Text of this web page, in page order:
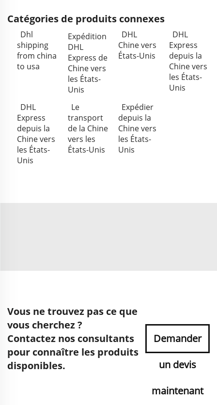
Catégories de produits connexes
Dhl
shipping
from china
to usa
Expédition
DHL
Express de
Chine vers
les États-
Unis
DHL
Chine vers
États-Unis
DHL
Express
depuis la
Chine vers
les États-
Unis
DHL
Express
depuis la
Chine vers
les États-
Unis
Le
transport
de la Chine
vers les
États-Unis
Expédier
depuis la
Chine vers
les États-
Unis
Vous ne trouvez pas ce que
vous cherchez ?
Contactez nos consultants
pour connaître les produits
disponibles.
Demander
un devis
maintenant